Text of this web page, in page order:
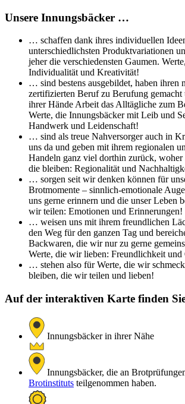
Unsere Innungsbäcker …
… schaffen dank ihres individuellen
unterschiedlichsten Produktvariationen
jeher die verschiedensten Gaumen.
Individualität und Kreativität!
… sind bestens ausgebildet, haben ihren
zertifizierten Beruf zu Berufung gemacht
ihrer Hände Arbeit das Alltägliche zum
Werte, die Innungsbäcker mit Leib und
Handwerk und Leidenschaft!
… sind als treue Nahversorger auch in
uns da und geben mit ihrem regionalen
Handeln ganz viel dorthin zurück, woher
die bleiben: Regionalität und
… sorgen seit wir denken können für
Brotmomente – sinnlich-emotionale
uns gerne erinnern und die unser Leben
wir teilen: Emotionen und Erinnerungen!
… weisen uns mit ihrem freundlichen
den Weg für den ganzen Tag und
Backwaren, die wir nur zu gerne
Werte, die wir lieben: Freundlichkeit und
… stehen also für Werte, die wir
bleiben, die wir teilen und lieben!
Auf der interaktiven Karte finden
Innungsbäcker in ihrer Nähe
Innungsbäcker, die an
Brotinstituts teilgenommen haben.